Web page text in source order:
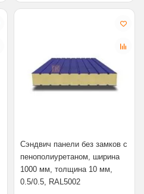
Сэндвич панели без замков с
пенополиуретаном, ширина
1000 мм, толщина 10 мм,
0.5/0.5, RAL5002